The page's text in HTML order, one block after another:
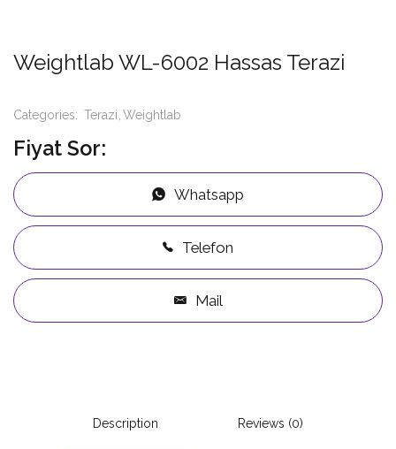
Weightlab WL-6002 Hassas Terazi
Categories: Terazi Weightlab
Fiyat Sor:
Whatsapp
Telefon
Mail
Description Reviews (0)